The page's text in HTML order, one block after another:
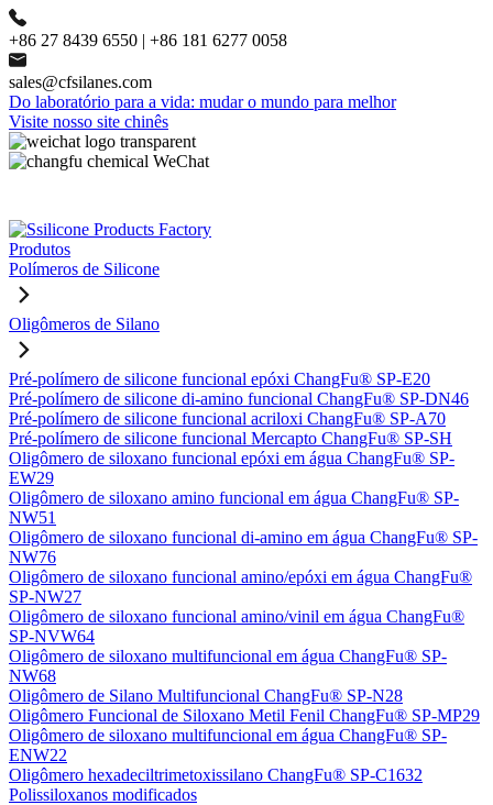
+86 27 8439 6550 | +86 181 6277 0058
sales@cfsilanes.com
Do laboratório para a vida: mudar o mundo para melhor
Visite nosso site chinês
Produtos
Polímeros de Silicone
Oligômeros de Silano
Pré-polímero de silicone funcional epóxi ChangFu® SP-E20
Pré-polímero de silicone di-amino funcional ChangFu® SP-DN46
Pré-polímero de silicone funcional acriloxi ChangFu® SP-A70
Pré-polímero de silicone funcional Mercapto ChangFu® SP-SH
Oligômero de siloxano funcional epóxi em água ChangFu® SP-
EW29
Oligômero de siloxano amino funcional em água ChangFu® SP-
NW51
Oligômero de siloxano funcional di-amino em água ChangFu® SP-
NW76
Oligômero de siloxano funcional amino/epóxi em água ChangFu®
SP-NW27
Oligômero de siloxano funcional amino/vinil em água ChangFu®
SP-NVW64
Oligômero de siloxano multifuncional em água ChangFu® SP-
NW68
Oligômero de Silano Multifuncional ChangFu® SP-N28
Oligômero Funcional de Siloxano Metil Fenil ChangFu® SP-MP29
Oligômero de siloxano multifuncional em água ChangFu® SP-
ENW22
Oligômero hexadeciltrimetoxissilano ChangFu® SP-C1632
Polissiloxanos modificados